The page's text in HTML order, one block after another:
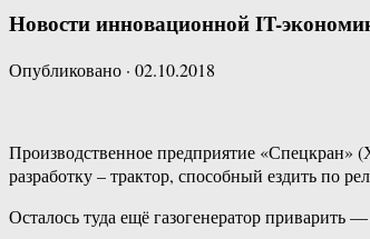
Новости инновационной IT-
Опубликовано · 02.10.2018
Производственное предприятие
разработку – трактор, способный ездить по
Осталось туда ещё газогенератор приварить